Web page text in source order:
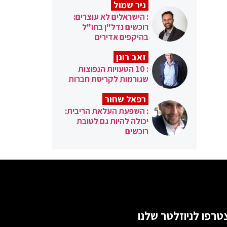
ניר שמול
: הישראלים לא עוצרים:
רוכשים נדל"ן בחו"ל
בהיקפים אדירים
זאב רונן
: 10 הטעויות הנפוצות
שגורמות לקריסת חברות
רפאל שחור
: השפעת העלאת הריבית:
יכולה להיות גם לטובת
רוכשים
לניוזלטר שלנו